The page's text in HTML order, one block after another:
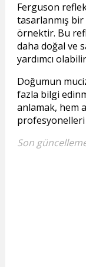
Ferguson
tasarlanmış
örnektir. Bu
daha doğal ve
yardımcı
Doğumun
fazla bilgi
anlamak, hem
profesyonelleri
Son